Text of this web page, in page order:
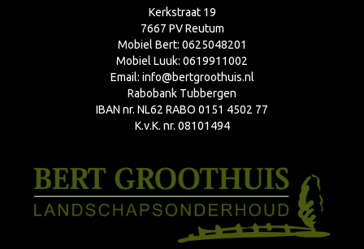
Kerkstraat 19
7667 PV Reutum
Mobiel Bert: 0625048201
Mobiel Luuk: 0619911002
Email: info@bertgroothuis.nl
Rabobank Tubbergen
IBAN nr. NL62 RABO 0151 4502 77
K.v.K. nr. 08101494